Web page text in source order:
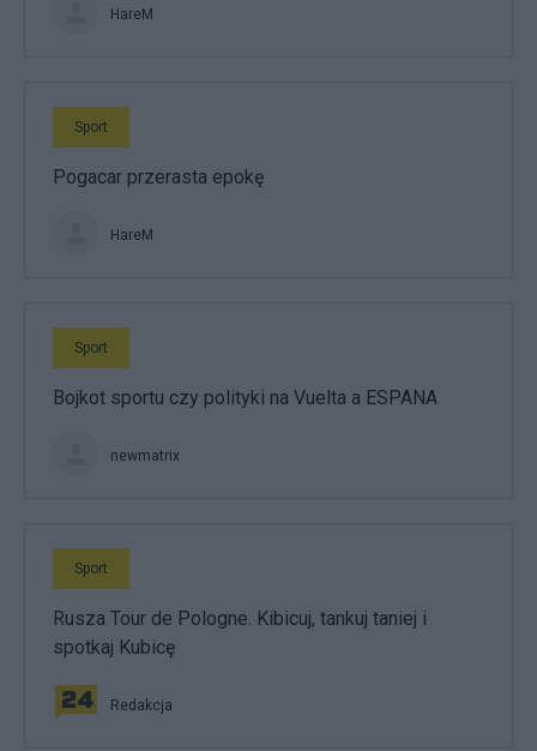
HareM
Sport
Pogacar przerasta epokę
HareM
Sport
Bojkot sportu czy polityki na Vuelta a ESPANA
newmatrix
Sport
Rusza Tour de Pologne. Kibicuj, tankuj taniej i
spotkaj Kubicę
Redakcja